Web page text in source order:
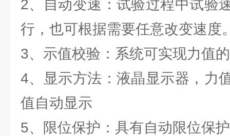
2、自动变速：试验过程中试验
行，也可根据需要任意改变速度
3、示值校验：系统可实现力值
4、显示方法：液晶显示器，力
值自动显示
5、限位保护：具有自动限位保